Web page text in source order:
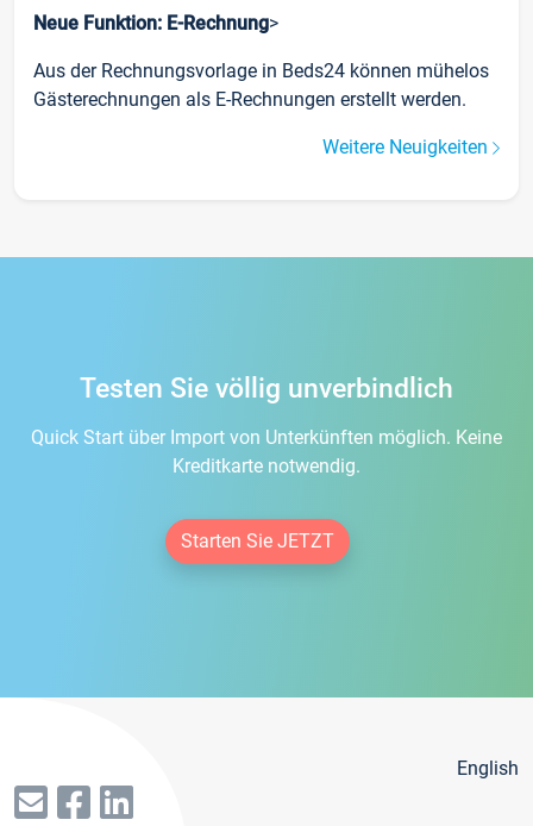
Neue Funktion: E-Rechnung>
Aus der Rechnungsvorlage in Beds24 können mühelos
Gästerechnungen als E-Rechnungen erstellt werden.
Weitere Neuigkeiten
Testen Sie völlig unverbindlich
Quick Start über Import von Unterkünften möglich. Keine
Kreditkarte notwendig.
Starten Sie JETZT
English